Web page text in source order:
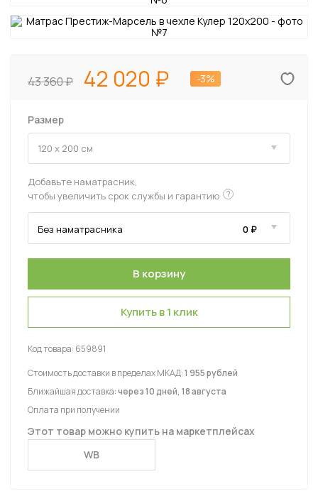
43 360 42 020 -3%
Размер
Добавьте наматрасник,
чтобы увеличить срок службы и гарантию ?
Купить в 1 клик
Код товара: 659891
Стоимость доставки в пределах МКАД:1 955 рублей
Ближайшая доставка:через 10 дней, 18 августа
Оплата при получении
Этот товар можно купить на маркетплейсах
WB